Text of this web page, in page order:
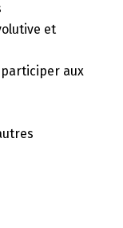
et
aux